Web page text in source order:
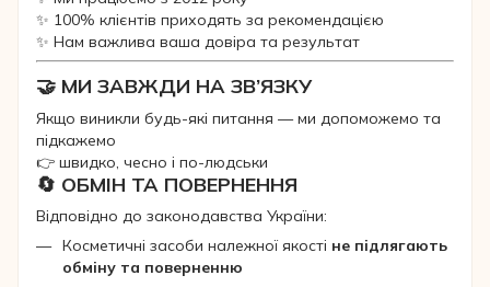
✨ 100% клієнтів приходять за рекомендацією
✨ Нам важлива ваша довіра та результат
🤝 МИ ЗАВЖДИ НА ЗВ’ЯЗКУ
Якщо виникли будь-які питання — ми допоможемо та
підкажемо
👉 швидко, чесно і по-людськи
🔄 ОБМІН ТА ПОВЕРНЕННЯ
Відповідно до законодавства України:
Косметичні засоби належної якості не підлягають
обміну та поверненню